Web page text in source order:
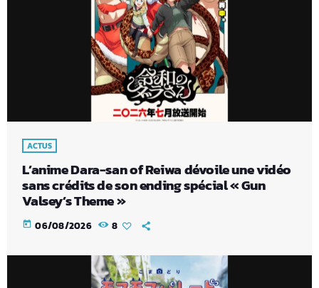
ACTUS
L’anime Dara-san of Reiwa dévoile une vidéo
sans crédits de son ending spécial « Gun
Valsey’s Theme »
today 06/08/2026 8